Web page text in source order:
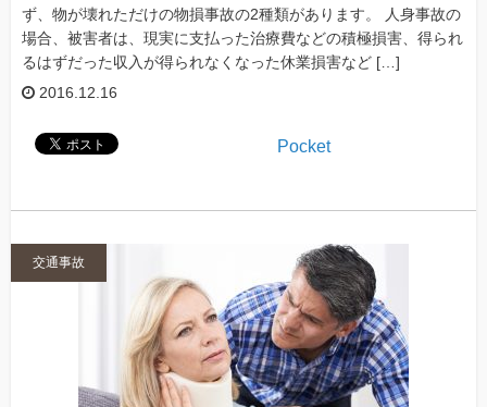
ず、物が壊れただけの物損事故の2種類があります。 人身事故の
場合、被害者は、現実に支払った治療費などの積極損害、得られ
るはずだった収入が得られなくなった休業損害など […]
2016.12.16
Pocket
交通事故